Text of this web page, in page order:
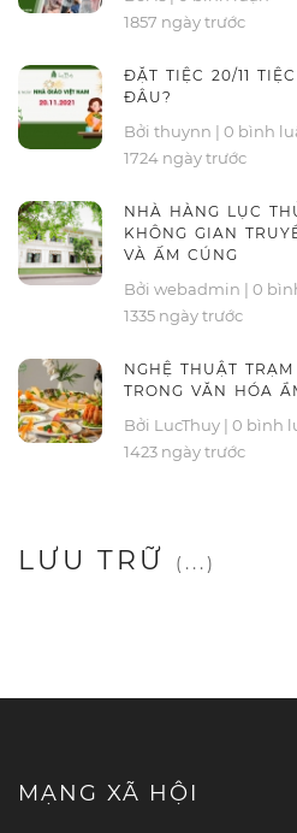
1857 ngày trước
ĐẶT TIỆC 20/11
ĐÂU?
Bởi thuynn | 0 bình
1724 ngày trước
NHÀ HÀNG LỤC
KHÔNG GIAN
VÀ ẤM CÚNG
Bởi webadmin | 0
1335 ngày trước
NGHỆ THUẬT
TRONG VĂN HÓA
Bởi LucThuy | 0 bình
1423 ngày trước
LƯU TRỮ (...)
MẠNG XÃ HỘI